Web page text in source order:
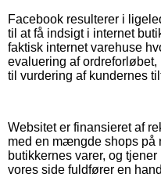
Facebook resulterer i
til at få indsigt i internet
faktisk internet varehuse
evaluering af
til vurdering af kundernes
Websitet er finansieret af
med en mængde shops på
butikkernes varer, og
vores side fuldfører en